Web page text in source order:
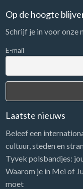
Op de hoogte
Schrijf je in voor onze
E-mail
Laatste nieuws
Beleef een
cultuur, steden en
Tyvek polsbandjes:
Waarom je in Mei of
moet